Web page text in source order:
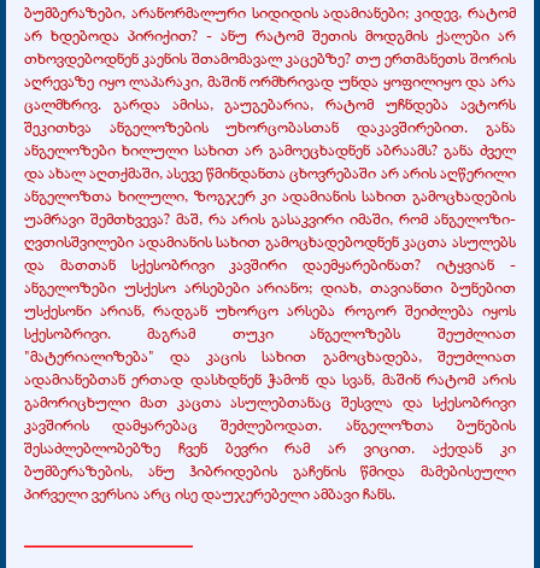
ბუმბერაზები, არანორმალური სიდიდის ადამიანები; კიდევ, რატომ
არ ხდებოდა პირიქით? - ანუ რატომ შეთის მოდგმის ქალები არ
თხოვდებოდნენ კაენის შთამომავალ კაცებზე? თუ ერთმანეთს შორის
აღრევაზე იყო ლაპარაკი, მაშინ ორმხრივად უნდა ყოფილიყო და არა
ცალმხრივ. გარდა ამისა, გაუგებარია, რატომ უჩნდება ავტორს
შეკითხვა ანგელოზების უხორცობასთან დაკავშირებით. განა
ანგელოზები ხილული სახით არ გამოეცხადნენ აბრაამს? განა ძველ
და ახალ აღთქმაში, ასევე წმინდანთა ცხოვრებაში არ არის აღწერილი
ანგელოზთა ხილული, ზოგჯერ კი ადამიანის სახით გამოცხადების
უამრავი შემთხვევა? მაშ, რა არის გასაკვირი იმაში, რომ ანგელოზი-
ღვთისშვილები ადამიანის სახით გამოცხადებოდნენ კაცთა ასულებს
და მათთან სქესობრივი კავშირი დაემყარებინათ? იტყვიან -
ანგელოზები უსქესო არსებები არიანო; დიახ, თავიანთი ბუნებით
უსქესონი არიან, რადგან უხორცო არსება როგორ შეიძლება იყოს
სქესობრივი. მაგრამ თუკი ანგელოზებს შეუძლიათ
"მატერიალიზება" და კაცის სახით გამოცხადება, შეუძლიათ
ადამიანებთან ერთად დასხდნენ ჭამონ და სვან, მაშინ რატომ არის
გამორიცხული მათ კაცთა ასულებთანაც შესვლა და სქესობრივი
კავშირის დამყარებაც შეძლებოდათ. ანგელოზთა ბუნების
შესაძლებლობებზე ჩვენ ბევრი რამ არ ვიცით. აქედან კი
ბუმბერაზების, ანუ ჰიბრიდების გაჩენის წმიდა მამებისეული
პირველი ვერსია არც ისე დაუჯერებელი ამბავი ჩანს.